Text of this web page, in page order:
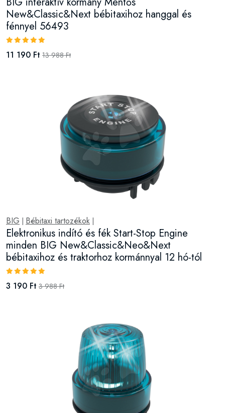
New&Classic&Next bébitaxihoz hanggal és
fénnyel 56493
11 190 Ft 13 988 Ft
BIG Bébitaxi tartozékok
Elektronikus indító és fék Start-Stop Engine
minden BIG New&Classic&Neo&Next
bébitaxihoz és traktorhoz kormánnyal 12 hó-tól
3 190 Ft 3 988 Ft